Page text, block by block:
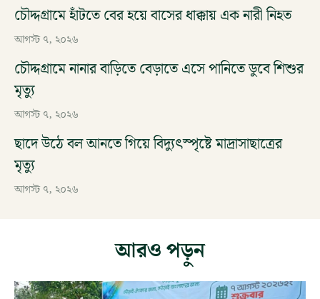
চৌদ্দগ্রামে হাঁটতে বের হয়ে বাসের ধাক্কায় এক নারী নিহত
আগস্ট ৭, ২০২৬
চৌদ্দগ্রামে নানার বাড়িতে বেড়াতে এসে পানিতে ডুবে শিশুর
মৃত্যু
আগস্ট ৭, ২০২৬
ছাদে উঠে বল আনতে গিয়ে বিদ্যুৎস্পৃষ্টে মাদ্রাসাছাত্রের
মৃত্যু
আগস্ট ৭, ২০২৬
আরও পড়ুন